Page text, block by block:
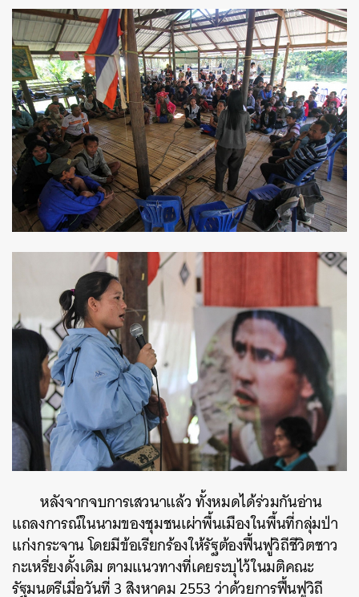
หลังจากจบการเสวนาแล้ว ทั้งหมดได้ร่วมกันอ่าน
แถลงการณ์ในนามของชุมชนเผ่าพื้นเมืองในพื้นที่กลุ่มป่า
แก่งกระจาน โดยมีข้อเรียกร้องให้รัฐต้องฟื้นฟูวิถีชีวิตชาว
กะเหรี่ยงดั้งเดิม ตามแนวทางที่เคยระบุไว้ในมติคณะ
รัฐมนตรีเมื่อวันที่ 3 สิงหาคม 2553 ว่าด้วยการฟื้นฟูวิถี
SHARE TWEET LINE EMAIL